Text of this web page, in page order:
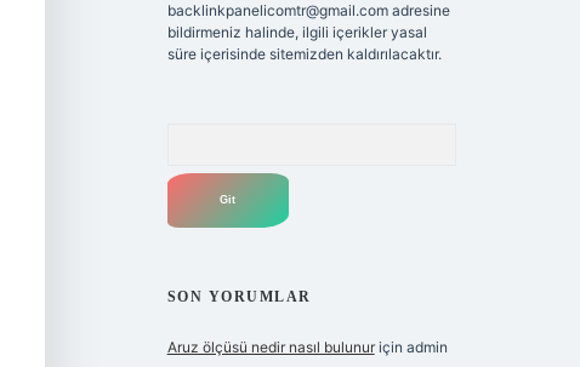
backlinkpanelicomtr@gmail.comadresine
bildirmeniz halinde, ilgili içerikler yasal
süre içerisinde sitemizden kaldırılacaktır.
SON YORUMLAR
Aruz ölçüsü nedir nasıl bulunuriçin admin